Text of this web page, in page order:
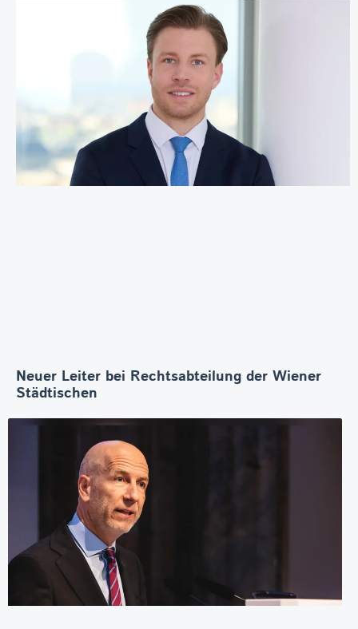
Neuer Leiter bei Rechtsabteilung der Wiener
Städtischen